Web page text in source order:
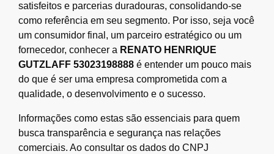
satisfeitos e parcerias duradouras, consolidando-se
como referência em seu segmento. Por isso, seja você
um consumidor final, um parceiro estratégico ou um
fornecedor, conhecer a RENATO HENRIQUE
GUTZLAFF 53023198888 é entender um pouco mais
do que é ser uma empresa comprometida com a
qualidade, o desenvolvimento e o sucesso.
Informações como estas são essenciais para quem
busca transparência e segurança nas relações
comerciais. Ao consultar os dados do CNPJ